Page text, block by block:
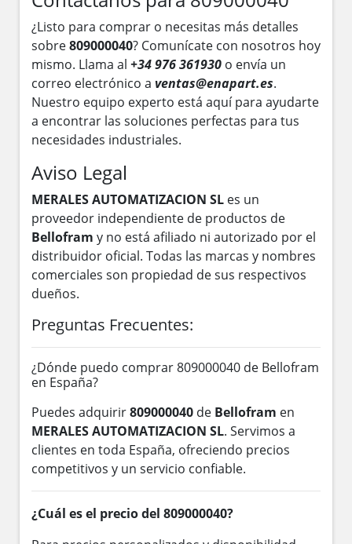
¿Listo para comprar o necesitas más detalles
sobre809000040? Comunícate con nosotros hoy
mismo. Llama al +34 976 361930 o envía un
correo electrónico a ventas@enapart.es.
Nuestro equipo experto está aquí para ayudarte
a encontrar las soluciones perfectas para tus
necesidades industriales.
Aviso Legal
MERALES AUTOMATIZACION SL es un
proveedor independiente de productos de
Bellofram y no está afiliado ni autorizado por el
distribuidor oficial. Todas las marcas y nombres
comerciales son propiedad de sus respectivos
dueños.
Preguntas Frecuentes:
¿Dónde puedo comprar 809000040 de Bellofram
en España?
Puedes adquirir809000040 de Bellofram en
MERALES AUTOMATIZACION SL. Servimos a
clientes en toda España, ofreciendo precios
competitivos y un servicio confiable.
¿Cuál es el precio del 809000040?